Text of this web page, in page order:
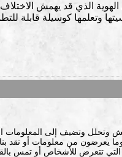
الذي قد يهمش
وتعلمها كوسيلة قابلة
وتحلل وتضيف إلى
يعرضون من معلومات أو نقد
التي تتعرض للأشخاص أو تمس